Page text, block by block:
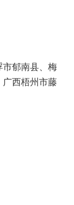
市郁南县、梅
广西梧州市藤